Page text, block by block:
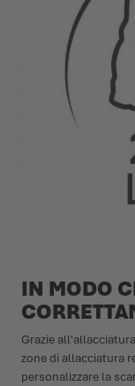
IN MODO
Grazie
zone di allacciatura
personalizzare la